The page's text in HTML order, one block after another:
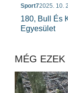
Sport72025. 10.
180, Bull És
Egyesület
MÉG EZEK